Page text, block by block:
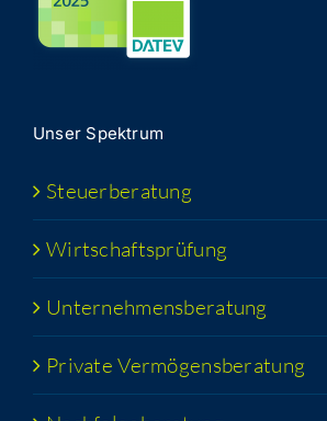
Unser Spek­trum
Steu­er­be­ra­tung
Wirt­schafts­prü­fung
Unter­neh­mens­be­ra­tung
Pri­va­te Vermögensberatung